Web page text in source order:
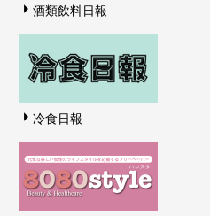
酒類飲料日報
冷食日報